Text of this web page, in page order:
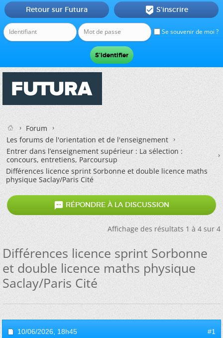
Se souvenir de moi ?
Retour sur Futura  S'inscrire
Forum
Les forums de l'orientation et de l'enseignement
Entrer dans l’enseignement supérieur : La sélection :
concours, entretiens, Parcoursup
Différences licence sprint Sorbonne et double licence maths
physique Saclay/Paris Cité
 RÉPONDRE À LA DISCUSSION
Affichage des résultats 1 à 4 sur 4
Différences licence sprint Sorbonne
et double licence maths physique
Saclay/Paris Cité
10/06/2026, 18h45 #1